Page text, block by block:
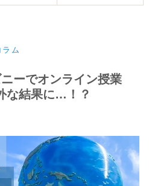
ラム
ニーでオンライン授業
な結果に…！？